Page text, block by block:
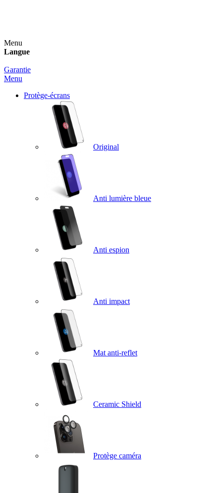
Menu
Langue
Garantie
Menu
Protège-écrans
Original
Anti lumière bleue
Anti espion
Anti impact
Mat anti-reflet
Ceramic Shield
Protège caméra